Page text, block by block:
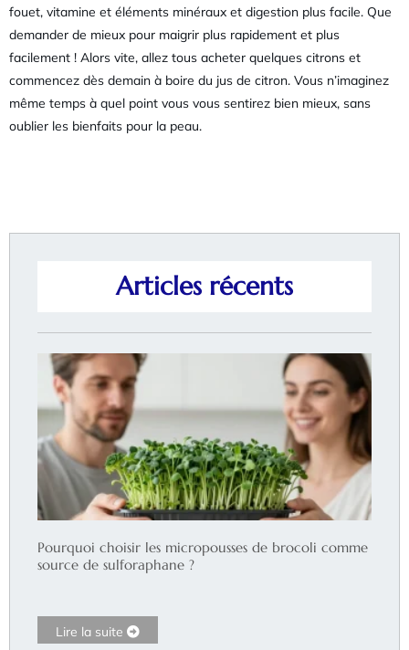
fouet, vitamine et éléments minéraux et digestion plus facile. Que
demander de mieux pour maigrir plus rapidement et plus
facilement ! Alors vite, allez tous acheter quelques citrons et
commencez dès demain à boire du jus de citron. Vous n’imaginez
même temps à quel point vous vous sentirez bien mieux, sans
oublier les bienfaits pour la peau.
Articles récents
Pourquoi choisir les micropousses de brocoli comme
source de sulforaphane ?
Lire la suite